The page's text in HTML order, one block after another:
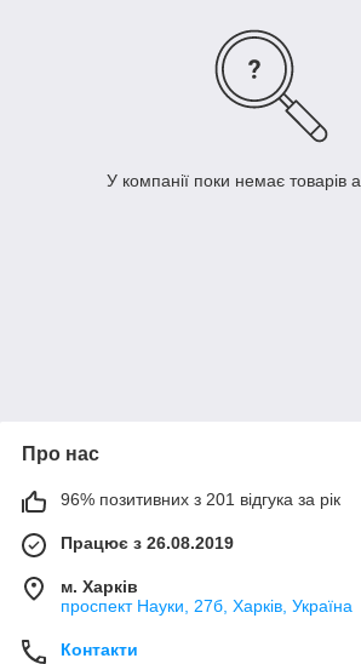
У компанії поки немає товарів
Про нас
96% позитивних з 201 відгука за рік
Працює з 26.08.2019
м. Харків
проспект Науки, 27б, Харків, Україна
Контакти